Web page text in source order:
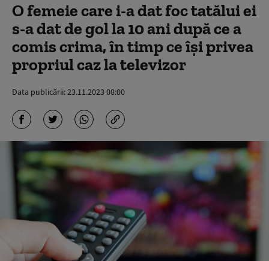
O femeie care i-a dat foc tatălui ei
s-a dat de gol la 10 ani după ce a
comis crima, în timp ce își privea
propriul caz la televizor
Data publicării:23.11.2023 08:00